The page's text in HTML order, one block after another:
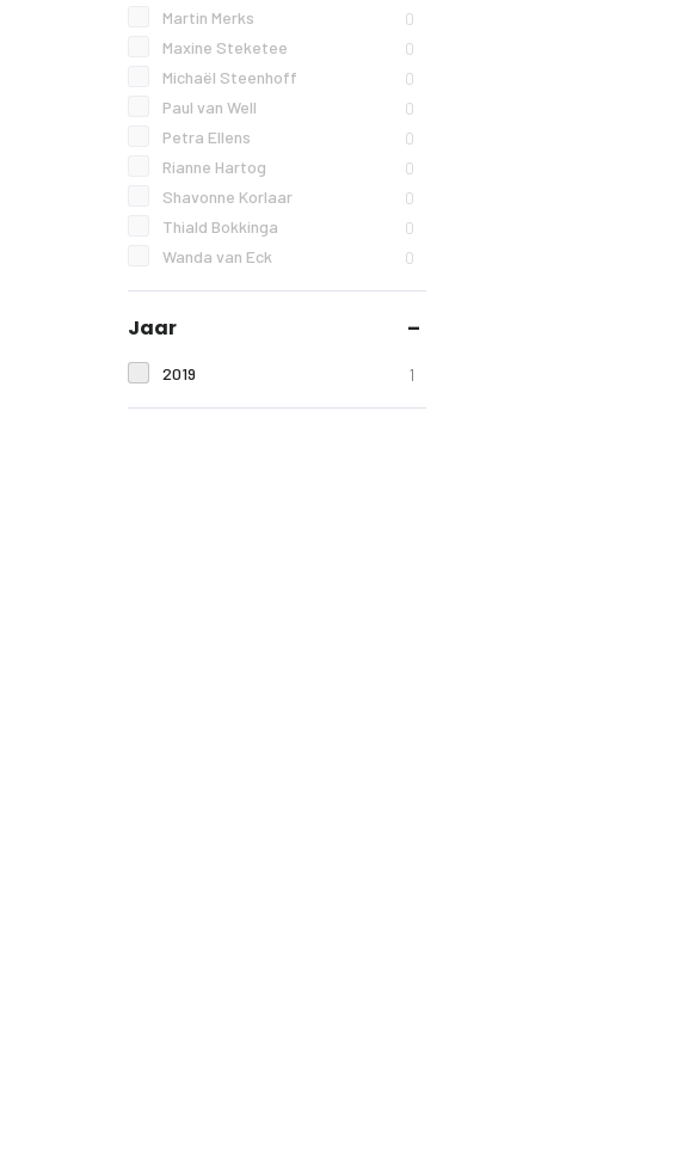
Martin Merks 0
Maxine Steketee 0
Michaël Steenhoff 0
Paul van Well 0
Petra Ellens 0
Rianne Hartog 0
Shavonne Korlaar 0
Thiald Bokkinga 0
Wanda van Eck 0
Jaar
2019 1